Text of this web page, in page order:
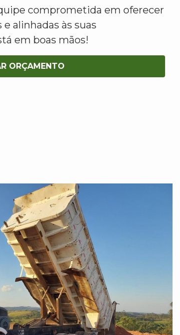
comprometida em oferecer
alinhadas às suas
em boas mãos!
ORÇAMENTO